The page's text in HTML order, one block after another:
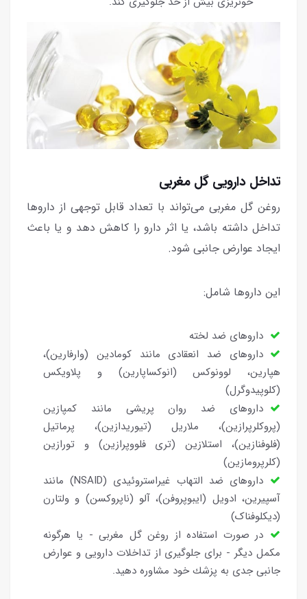
تداخل دارویی گل مغربی
روغن گل مغربی می‌تواند با تعداد قابل توجهی از داروها
تداخل داشته باشد، یا اثر دارو را كاهش دهد و یا باعث
ایجاد عوارض جانبی شود.
این داروها شامل:
داروهای ضد لخته
داروهای ضد انعقادی مانند کومادین (وارفارین)،
هپارین، لوونوکس (انوکساپارین) و پلاویکس
(کلوپیدوگرل)
داروهای ضد روان پریشی مانند کمپازین
(پروکلرپرازین)، ملاریل (تیوریدازین)، پرماتیل
(فلوفنازین)، استلازین (تری فلووپرازین) و تورازین
(کلرپرومازین)
داروهای ضد التهاب غیراستروئیدی (NSAID) مانند
آسپیرین، ادویل (ایبوپروفن)، آلو (ناپروکسن) و ولتارن
(دیکلوفناک)
در صورت استفاده از روغن گل مغربی - یا هرگونه
مكمل دیگر - برای جلوگیری از تداخلات دارویی و عوارض
جانبی جدی به پزشك خود مشاوره دهید.